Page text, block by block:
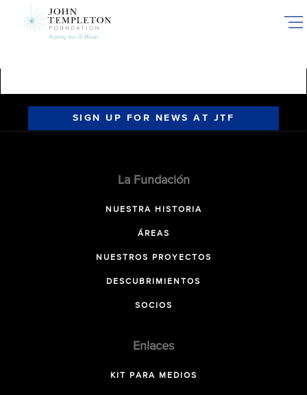
SIGN UP FOR NEWS AT JTF
La Fundación
NUESTRA HISTORIA
ÁREAS
NUESTROS PROYECTOS
DESCUBRIMIENTOS
SOCIOS
Enlaces
KIT PARA MEDIOS